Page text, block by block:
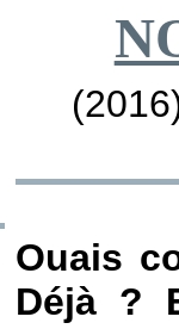
Ouais
Déjà ?